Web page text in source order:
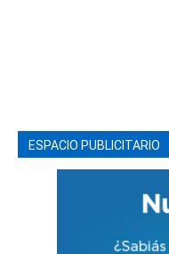
ESPACIO PUBLICITARIO